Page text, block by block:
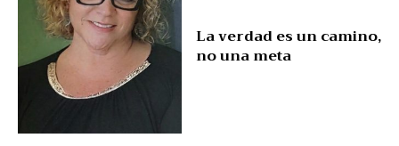
La verdad es un camino,
no una meta